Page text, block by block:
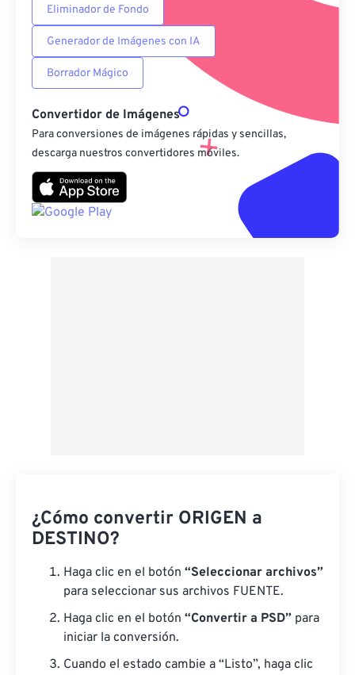
Eliminador de Fondo
Generador de Imágenes con IA
Borrador Mágico
Convertidor de Imágenes
Para conversiones de imágenes rápidas y sencillas,
descarga nuestros convertidores móviles.
¿Cómo convertir ORIGEN a
DESTINO?
Haga clic en el botón “Seleccionar archivos”
para seleccionar sus archivos FUENTE.
Haga clic en el botón “Convertir a PSD” para
iniciar la conversión.
Cuando el estado cambie a “Listo”, haga clic